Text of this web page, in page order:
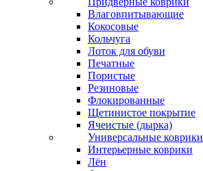
Влаговпитывающие
Кокосовые
Кольчуга
Лоток для обуви
Печатные
Пористые
Резиновые
Флокированные
Щетинистое покрытие
Ячеистые (дырка)
Универсальные коврики
Интерьерные коврики
Лён